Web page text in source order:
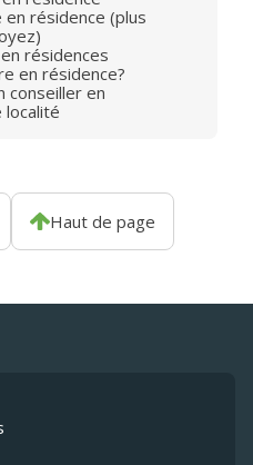
en résidence (plus
résidences
en résidence?
conseiller en
Haut de page